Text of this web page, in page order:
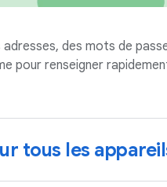
des mots de
pour renseigner
tous les